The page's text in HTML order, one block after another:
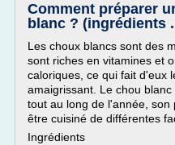
Comment préparer
blanc ? (ingrédients
Les choux blancs sont des
sont riches en vitamines et
caloriques, ce qui fait d'eux
amaigrissant. Le chou
tout au long de l'année,
être cuisiné de différentes
Ingrédients